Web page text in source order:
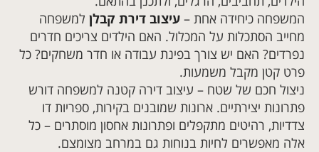
המשפחה כיחידה אחת – עיצוב דירת קבלן למשפחה
מחייב הסתכלות על המכלול. האם הילדים צריכים חדרים
נפרדים? האם יש צורך בפינת עבודה או חדר משחקים? כל
פרט קטן מקבל משמעות.
ניצול חכם של שטח – עיצוב דירה קטנה למשפחה דורש
פתרונות יצירתיים. ארונות שמובנים בקירות, ספריות דו
צדדיות, רהיטים מתקפלים ופתרונות אחסון מוסתרים – כל
אלה מאפשרים לחיות בנוחות גם במרחב מצומצם.